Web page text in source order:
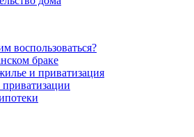
воспользоваться?
браке
и приватизация